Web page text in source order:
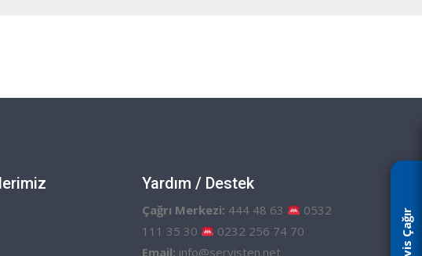
Servis Çağır
Yardım / Destek
Çağrı Merkezi: 444 48 63
0532
111 35 30
0232 256 74 70
Email: info@servisten.net